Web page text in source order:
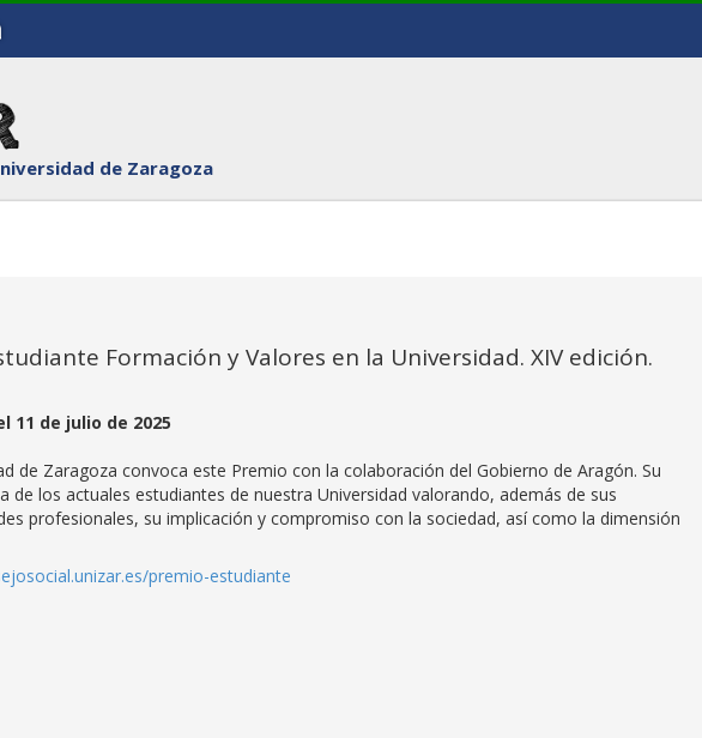
de Zaragoza
Formación y Valores en la Universidad. XIV edición.
11 de julio de 2025
de Zaragoza convoca este Premio con la colaboración del Gobierno de Aragón. Su
los actuales estudiantes de nuestra Universidad valorando, además de sus
profesionales, su implicación y compromiso con la sociedad, así como la dimensión
premio-estudiante